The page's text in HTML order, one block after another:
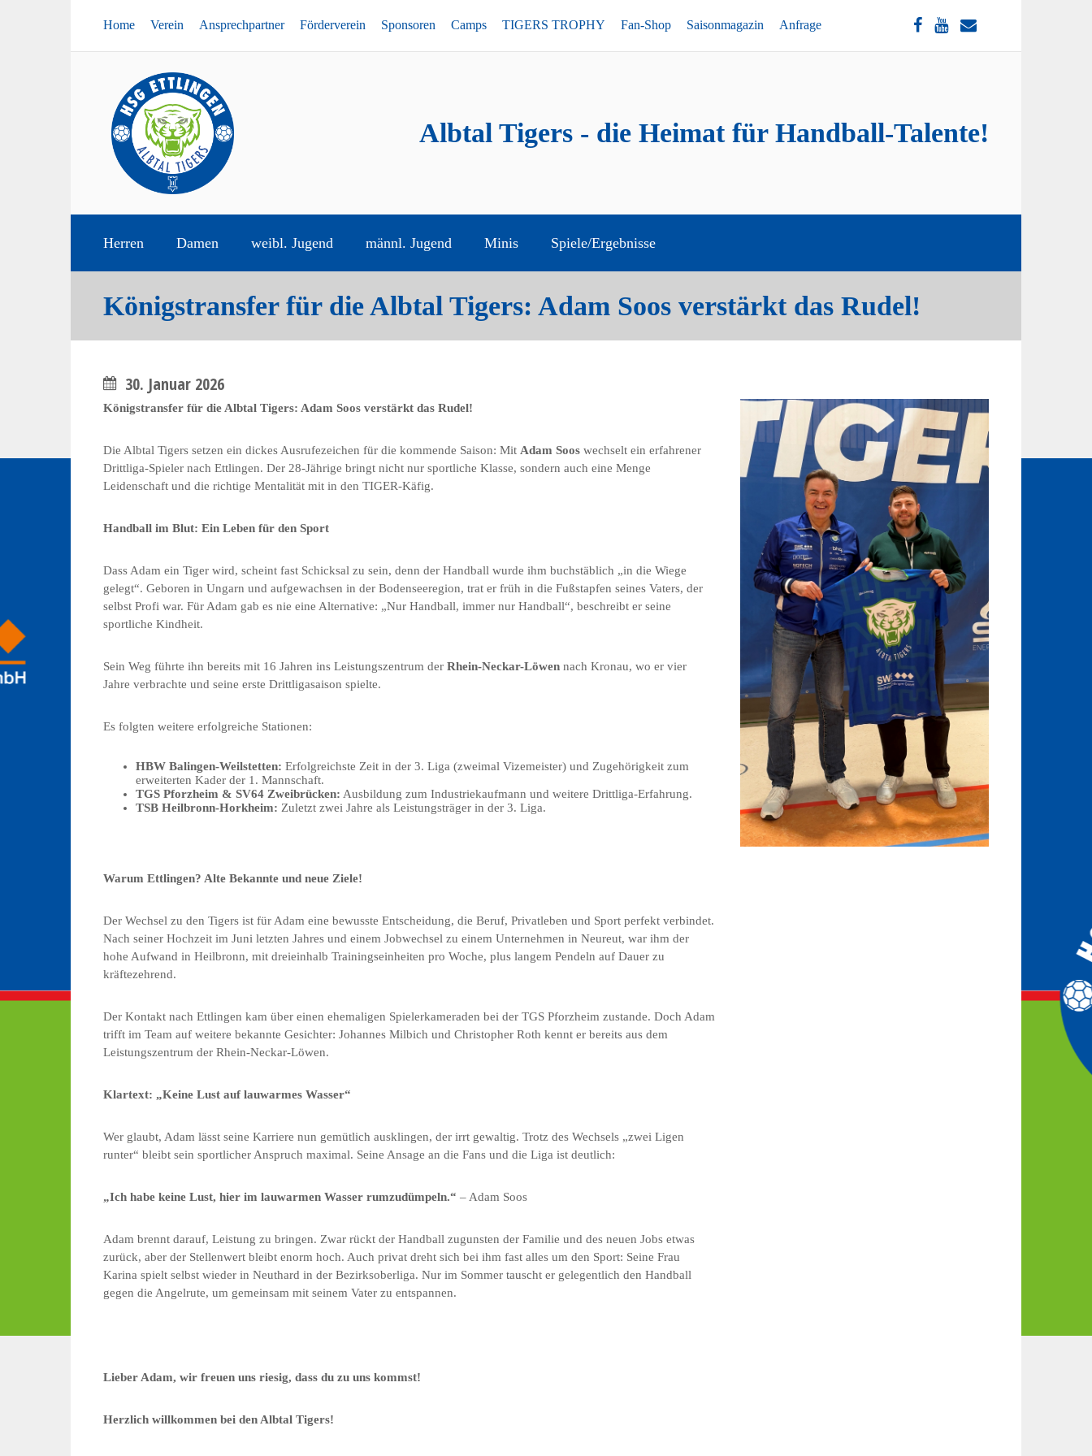
Home Verein Ansprechpartner Förderverein Sponsoren Camps TIGERS TROPHY Fan-Shop Saisonmagazin Anfrage
Albtal Tigers - die Heimat für Handball-Talente!
Herren Damen weibl. Jugend männl. Jugend Minis Spiele/Ergebnisse
Königstransfer für die Albtal Tigers: Adam Soos verstärkt das Rudel!
30. Januar 2026
Königstransfer für die Albtal Tigers: Adam Soos verstärkt das Rudel!
Die Albtal Tigers setzen ein dickes Ausrufezeichen für die kommende Saison: Mit Adam Soos wechselt ein erfahrener
Drittliga-Spieler nach Ettlingen. Der 28-Jährige bringt nicht nur sportliche Klasse, sondern auch eine Menge
Leidenschaft und die richtige Mentalität mit in den TIGER-Käfig.
Handball im Blut: Ein Leben für den Sport
Dass Adam ein Tiger wird, scheint fast Schicksal zu sein, denn der Handball wurde ihm buchstäblich „in die Wiege
gelegt“. Geboren in Ungarn und aufgewachsen in der Bodenseeregion, trat er früh in die Fußstapfen seines Vaters, der
selbst Profi war. Für Adam gab es nie eine Alternative: „Nur Handball, immer nur Handball“, beschreibt er seine
sportliche Kindheit.
Sein Weg führte ihn bereits mit 16 Jahren ins Leistungszentrum der Rhein-Neckar-Löwen nach Kronau, wo er vier
Jahre verbrachte und seine erste Drittligasaison spielte.
Es folgten weitere erfolgreiche Stationen:
HBW Balingen-Weilstetten: Erfolgreichste Zeit in der 3. Liga (zweimal Vizemeister) und Zugehörigkeit zum
erweiterten Kader der 1. Mannschaft.
TGS Pforzheim & SV64 Zweibrücken: Ausbildung zum Industriekaufmann und weitere Drittliga-Erfahrung.
TSB Heilbronn-Horkheim: Zuletzt zwei Jahre als Leistungsträger in der 3. Liga.
Warum Ettlingen? Alte Bekannte und neue Ziele!
Der Wechsel zu den Tigers ist für Adam eine bewusste Entscheidung, die Beruf, Privatleben und Sport perfekt verbindet.
Nach seiner Hochzeit im Juni letzten Jahres und einem Jobwechsel zu einem Unternehmen in Neureut, war ihm der
hohe Aufwand in Heilbronn, mit dreieinhalb Trainingseinheiten pro Woche, plus langem Pendeln auf Dauer zu
kräftezehrend.
Der Kontakt nach Ettlingen kam über einen ehemaligen Spielerkameraden bei der TGS Pforzheim zustande. Doch Adam
trifft im Team auf weitere bekannte Gesichter: Johannes Milbich und Christopher Roth kennt er bereits aus dem
Leistungszentrum der Rhein-Neckar-Löwen.
Klartext: „Keine Lust auf lauwarmes Wasser“
Wer glaubt, Adam lässt seine Karriere nun gemütlich ausklingen, der irrt gewaltig. Trotz des Wechsels „zwei Ligen
runter“ bleibt sein sportlicher Anspruch maximal. Seine Ansage an die Fans und die Liga ist deutlich:
„Ich habe keine Lust, hier im lauwarmen Wasser rumzudümpeln.“ – Adam Soos
Adam brennt darauf, Leistung zu bringen. Zwar rückt der Handball zugunsten der Familie und des neuen Jobs etwas
zurück, aber der Stellenwert bleibt enorm hoch. Auch privat dreht sich bei ihm fast alles um den Sport: Seine Frau
Karina spielt selbst wieder in Neuthard in der Bezirksoberliga. Nur im Sommer tauscht er gelegentlich den Handball
gegen die Angelrute, um gemeinsam mit seinem Vater zu entspannen.
Lieber Adam, wir freuen uns riesig, dass du zu uns kommst!
Herzlich willkommen bei den Albtal Tigers!